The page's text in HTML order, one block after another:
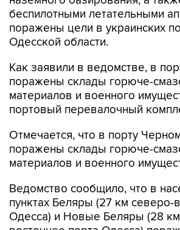
беспилотными летательными
поражены цели в украинских
Одесской области.
Как заявили в ведомстве, в
поражены склады горюче-
материалов и военного
портовый перевалочный
Отмечается, что в порту
поражены склады горюче-
материалов и военного
Ведомство сообщило, что в
пунктах Беляры (27 км северо-
Одесса) и Новые Беляры (28